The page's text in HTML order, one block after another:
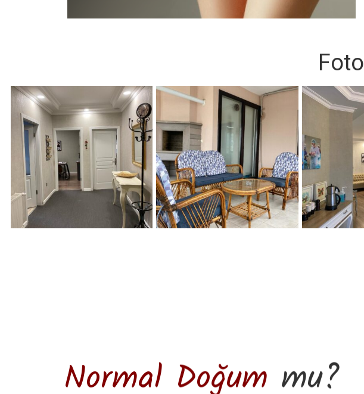
HUDOPLASTİ
MAJORAPLASTİ
VAJİNOPLASTİ
DOLGU
MEZOTERAPİ
GENİTAL BEYAZLATMA
Foto
Normal Doğum mu?